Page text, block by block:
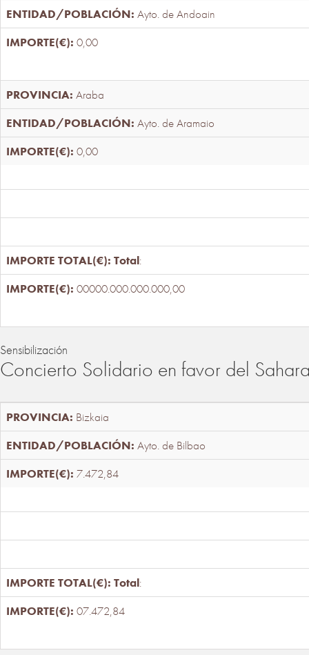
Ayto. de Andoain
0,00
Araba
Ayto. de Aramaio
0,00
Total:
00000.000.000.000,00
Sensibilización
Concierto Solidario en favor del
Bizkaia
Ayto. de Bilbao
7.472,84
Total:
07.472,84